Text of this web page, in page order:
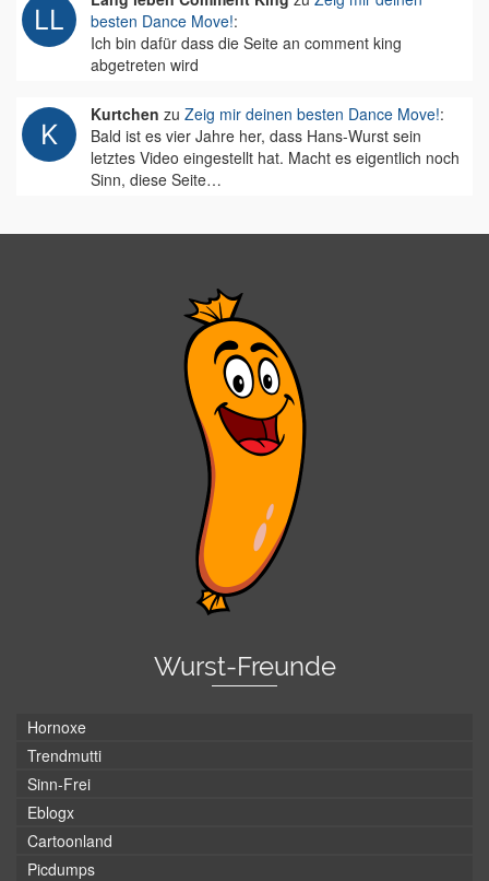
besten Dance Move!:
Ich bin dafür dass die Seite an comment king
abgetreten wird
Kurtchen zu Zeig mir deinen besten Dance Move!:
Bald ist es vier Jahre her, dass Hans-Wurst sein
letztes Video eingestellt hat. Macht es eigentlich noch
Sinn, diese Seite…
Wurst-Freunde
Hornoxe
Trendmutti
Sinn-Frei
Eblogx
Cartoonland
Picdumps